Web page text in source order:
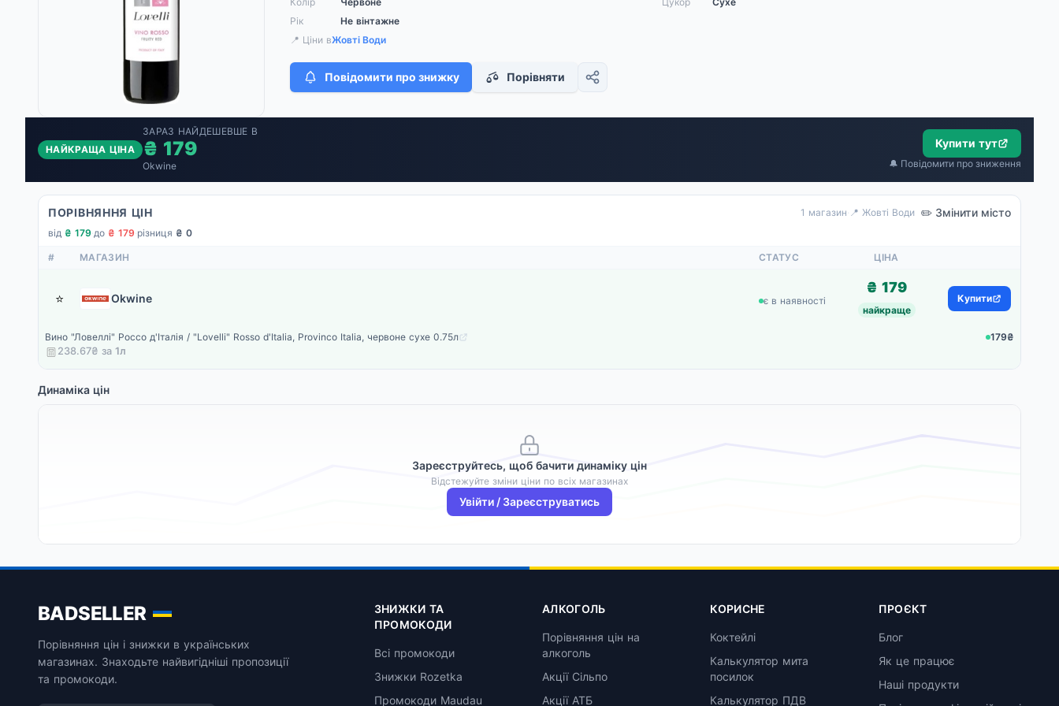
Рік
Не вінтажне
📍 Ціни вЖовті Води
Повідомити про знижку Порівняти
НАЙКРАЩА ЦІНА
ЗАРАЗ НАЙДЕШЕВШЕ В
₴ 179
Okwine
Купити тут
🔔 Повідомити про зниження
ПОРІВНЯННЯ ЦІН 1 магазин· 📍 Жовті Води ✏️ Змінити місто
від ₴ 179·до ₴ 179·різниця ₴ 0
# МАГАЗИН СТАТУС ЦІНА
⭐ Okwine є в наявності
₴ 179
найкраще
Купити
Вино "Ловеллі" Россо д'Італія / "Lovelli" Rosso d'Italia, Provinco Italia, червоне сухе 0.75л
179₴
238.67₴ за 1л
Динаміка цін
Зареєструйтесь, щоб бачити динаміку цін
Відстежуйте зміни ціни по всіх магазинах
Увійти / Зареєструватись
BADSELLER
Порівняння цін і знижки в українських
магазинах. Знаходьте найвигідніші пропозиції
та промокоди.
ЗНИЖКИ ТА
ПРОМОКОДИ
Всі промокоди
Знижки Rozetka
Промокоди Maudau
АЛКОГОЛЬ
Порівняння цін на
алкоголь
Акції Сільпо
Акції АТБ
КОРИСНЕ
Коктейлі
Калькулятор мита
посилок
Калькулятор ПДВ
ПРОЄКТ
Блог
Як це працює
Наші продукти